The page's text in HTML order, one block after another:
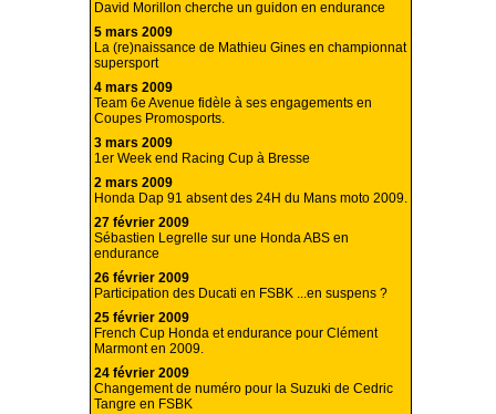
David Morillon cherche un guidon en endurance
5 mars 2009
La (re)naissance de Mathieu Gines en championnat
supersport
4 mars 2009
Team 6e Avenue fidèle à ses engagements en
Coupes Promosports.
3 mars 2009
1er Week end Racing Cup à Bresse
2 mars 2009
Honda Dap 91 absent des 24H du Mans moto 2009.
27 février 2009
Sébastien Legrelle sur une Honda ABS en
endurance
26 février 2009
Participation des Ducati en FSBK ...en suspens ?
25 février 2009
French Cup Honda et endurance pour Clément
Marmont en 2009.
24 février 2009
Changement de numéro pour la Suzuki de Cedric
Tangre en FSBK